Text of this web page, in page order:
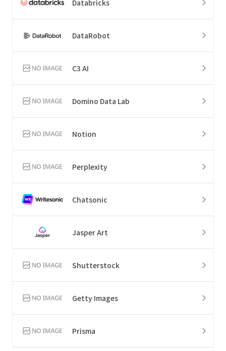
Databricks
DataRobot
C3 AI
Domino Data Lab
Notion
Perplexity
Chatsonic
Jasper Art
Shutterstock
Getty Images
Prisma